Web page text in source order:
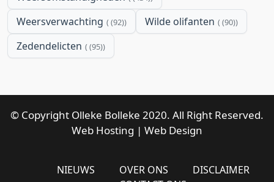
Weersverwachting (92) Wilde olifanten (90)
Zedendelicten (95)
© Copyright Olleke Bolleke 2020. All Right Reserved.
Web Hosting | Web Design
NIEUWS OVER ONS
DISCLAIMER